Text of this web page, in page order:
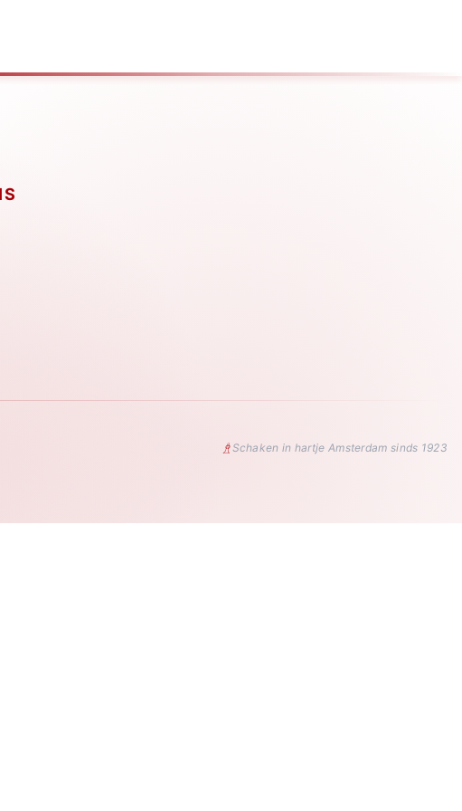
♗Schaken in hartje Amsterdam sinds 1923